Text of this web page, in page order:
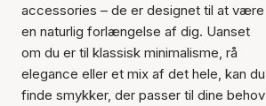
accessories – de er designet til at være
en naturlig forlængelse af dig. Uanset
om du er til klassisk minimalisme, rå
elegance eller et mix af det hele, kan du
finde smykker, der passer til dine behov